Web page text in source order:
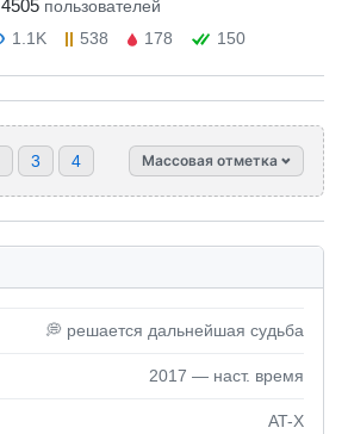
4505 пользователей
1.1K 538 178 150
3 4 Массовая отметка
💭 решается дальнейшая судьба
2017 — наст. время
AT-X